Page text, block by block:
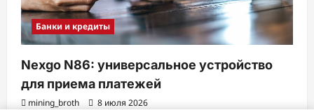
Банки и кредиты
Nexgo N86: универсальное устройство
для приема платежей
mining_broth 8 июля 2026